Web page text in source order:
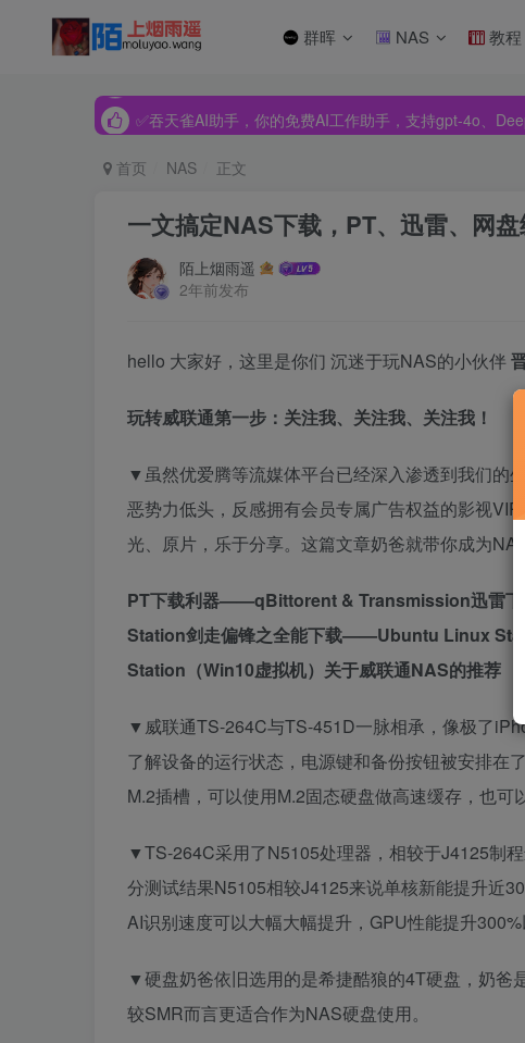
群晖 NAS 教程
✅吞天雀AI助手，你的免费AI工作助手，支持gpt-4o、
✅吞天雀AI助手，你的免费AI工作助手，支持gpt-4o、
首页 NAS 正文
一文搞定NAS下载，PT、迅雷、网
陌上烟雨遥
2年前发布
hello 大家好，这里是你们 沉迷于玩NAS的小伙伴
玩转威联通第一步：关注我、关注我、关注我！
▼虽然优爱腾等流媒体平台已经深入渗透到我们的
恶势力低头，反感拥有会员专属广告权益的影视
光、原片，乐于分享。这篇文章奶爸就带你成为
PT下载利器——qBittorent & Transmission迅雷下
Station剑走偏锋之全能下载——Ubuntu Linux
Station（Win10虚拟机） 关于威联通NAS的推荐
▼威联通TS-264C与TS-451D一脉相承，像极了
了解设备的运行状态，电源键和备份按钮被安排在
M.2插槽，可以使用M.2固态硬盘做高速缓存，也可
▼TS-264C采用了N5105处理器，相较于J4125制
分测试结果N5105相较J4125来说单核新能提升近
AI识别速度可以大幅大幅提升，GPU性能提升
▼硬盘奶爸依旧选用的是希捷酷狼的4T硬盘，奶爸
较SMR而言更适合作为NAS硬盘使用。